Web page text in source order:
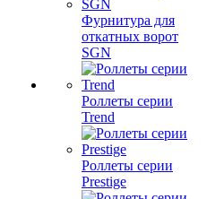
Фурнитура для
откатных ворот
SGN
Роллеты серии
Trend
Роллеты серии
Prestige